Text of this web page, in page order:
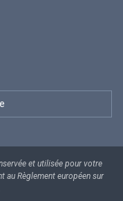
et utilisée pour votre
au Règlement européen sur